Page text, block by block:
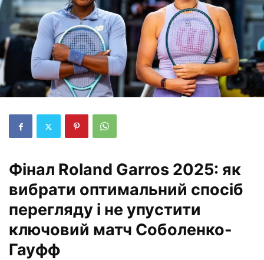
Фінал Roland Garros 2025: як
вибрати оптимальний спосіб
перегляду і не упустити
ключовий матч Соболенко-
Гауфф